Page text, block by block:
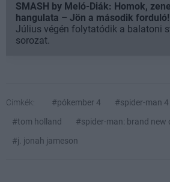
SMASH by Meló-Diák: Homok,
hangulata – Jön a második
Július végén folytatódik a balatoni
sorozat.
Címkék: #pókember 4 #spider-man 4
#tom holland
#spider-man: brand new
#j. jonah jameson